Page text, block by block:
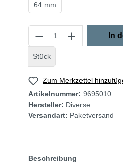
64 mm
Stück
In
Zum Merkzettel
Artikelnummer: 9695010
Hersteller: Diverse
Versandart: Paketversand
Beschreibung